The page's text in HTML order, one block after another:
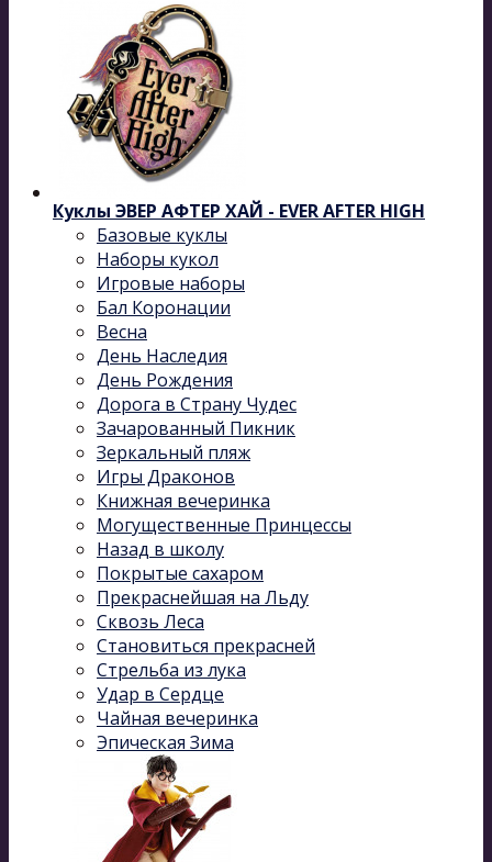
Куклы ЭВЕР АФТЕР ХАЙ - EVER AFTER HIGH
Базовые куклы
Наборы кукол
Игровые наборы
Бал Коронации
Весна
День Наследия
День Рождения
Дорога в Страну Чудес
Зачарованный Пикник
Зеркальный пляж
Игры Драконов
Книжная вечеринка
Могущественные Принцессы
Назад в школу
Покрытые сахаром
Прекраснейшая на Льду
Сквозь Леса
Становиться прекрасней
Стрельба из лука
Удар в Сердце
Чайная вечеринка
Эпическая Зима